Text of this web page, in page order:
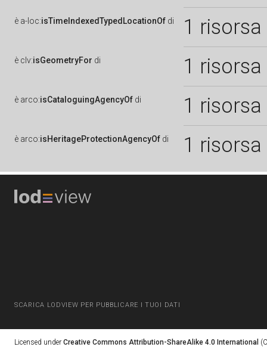
è a-loc:isTimeIndexedTypedLocationOf di 1 risorsa
è clv:isGeometryFor di 1 risorsa
è arco:isCataloguingAgencyOf di 1 risorsa
è arco:isHeritageProtectionAgencyOf di 1 risorsa
SCARICA LODVIEW PER PUBBLICARE I TUOI DATI
Licensed under Creative Commons Attribution-ShareAlike 4.0 International